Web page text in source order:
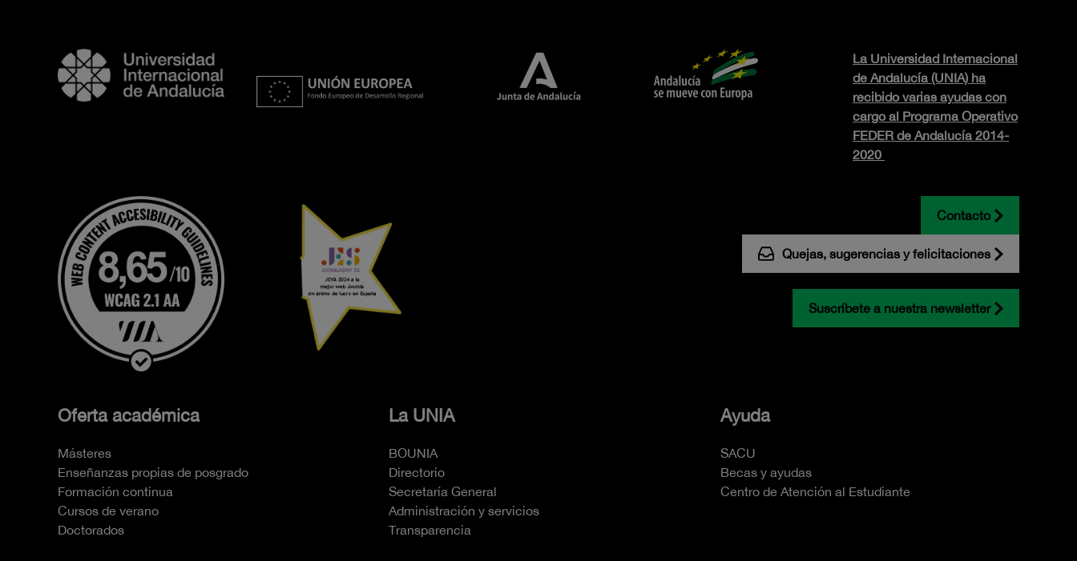
La Universidad Internacional
de Andalucía (UNIA) ha
recibido varias ayudas con
cargo al Programa Operativo
FEDER de Andalucía 2014-
2020
Contacto
Quejas, sugerencias y felicitaciones
Suscríbete a nuestra newsletter
Oferta académica
Másteres
Enseñanzas propias de posgrado
Formación continua
Cursos de verano
Doctorados
La UNIA
BOUNIA
Directorio
Secretaría General
Administración y servicios
Transparencia
Ayuda
SACU
Becas y ayudas
Centro de Atención al Estudiante